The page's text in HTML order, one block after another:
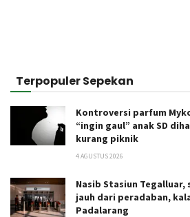
Terpopuler Sepekan
Kontroversi parfum
“ingin gaul” anak SD
kurang piknik
4 AGUSTUS 2026
Nasib Stasiun
jauh dari peradaban,
Padalarang